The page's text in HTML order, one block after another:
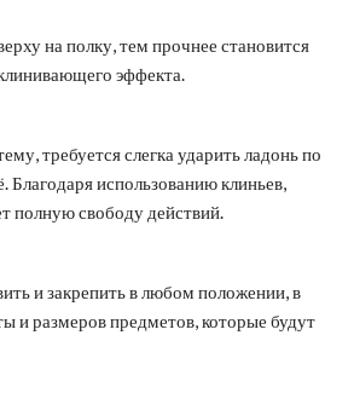
на полку, тем прочнее становится
эффекта.
требуется слегка ударить ладонь по
Благодаря использованию клиньев,
полную свободу действий.
и закрепить в любом положении, в
и размеров предметов, которые будут